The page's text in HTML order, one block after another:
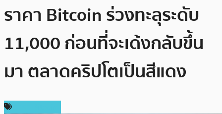
ราคา Bitcoin ร่วงทะลุระดับ
11,000 ก่อนที่จะเด้งกลับขึ้น
มา ตลาดคริปโตเป็นสีแดง